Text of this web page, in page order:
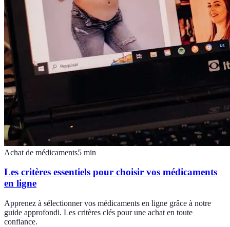
Achat de médicaments5 min
Les critères essentiels pour choisir vos médicaments
en ligne
Apprenez à sélectionner vos médicaments en ligne grâce à notre
guide approfondi. Les critères clés pour une achat en toute
confiance.